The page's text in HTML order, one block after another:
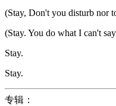
(Stay, Don't you disturb nor
(Stay. You do what I can't
Stay.
Stay.
专辑：